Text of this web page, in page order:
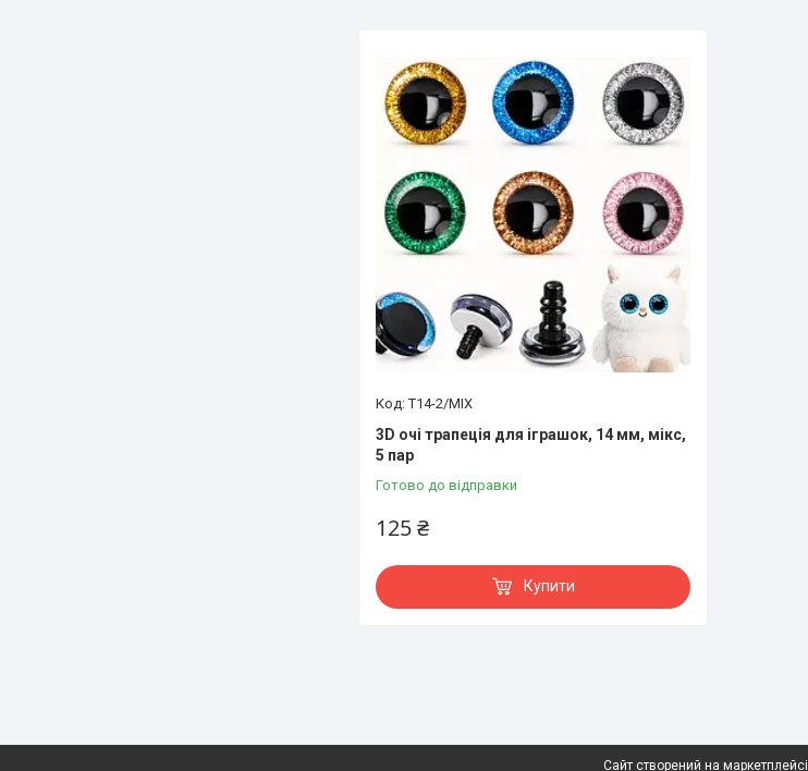
T14-2/MIX
3D очі трапеція для іграшок, 14 мм, мікс,
5 пар
Готово до відправки
125 ₴
Купити
Сайт створений на маркетплейсі